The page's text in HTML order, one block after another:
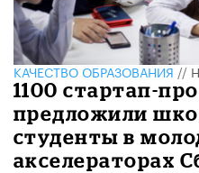
КАЧЕСТВО ОБРАЗОВАНИЯ//
1100 стартап-
предложили
студенты в
акселераторах